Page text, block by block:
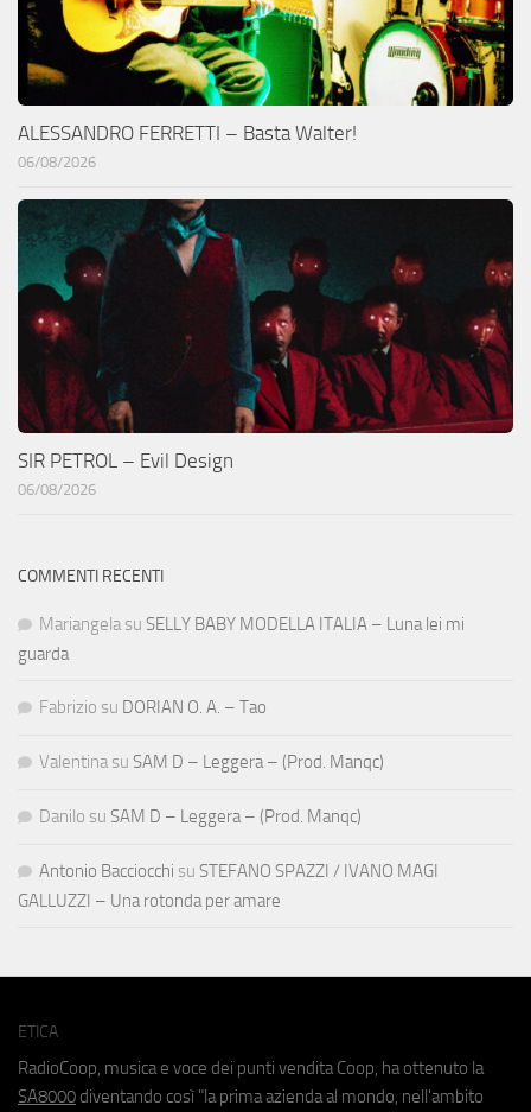
ALESSANDRO FERRETTI – Basta Walter!
06/08/2026
SIR PETROL – Evil Design
06/08/2026
COMMENTI RECENTI
Mariangela su SELLY BABY MODELLA ITALIA – Luna lei mi
guarda
Fabrizio su DORIAN O. A. – Tao
Valentina su SAM D – Leggera – (Prod. Manqc)
Danilo su SAM D – Leggera – (Prod. Manqc)
Antonio Bacciocchi su STEFANO SPAZZI / IVANO MAGI
GALLUZZI – Una rotonda per amare
ETICA
RadioCoop, musica e voce dei punti vendita Coop, ha ottenuto la
SA8000 diventando così "la prima azienda al mondo, nell'ambito